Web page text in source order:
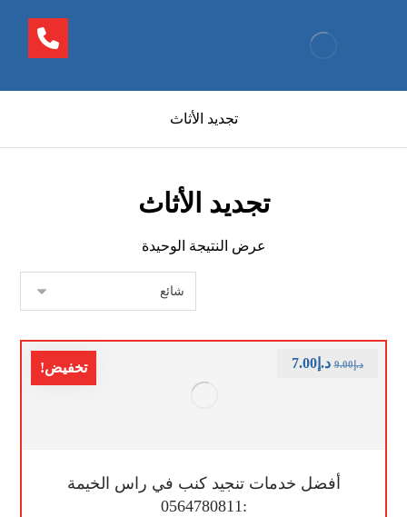
تجديد الأثاث
تجديد الأثاث
عرض النتيجة الوحيدة
تخفيض!
أفضل خدمات تنجيد كنب في راس الخيمة
:0564780811
د.إ9.00 د.إ7.00